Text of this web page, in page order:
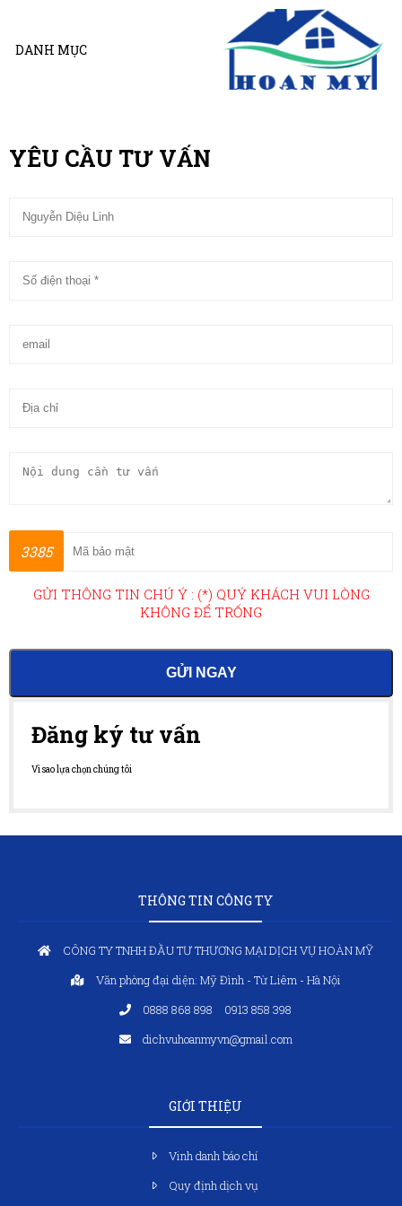
DANH MỤC
YÊU CẦU TƯ VẤN
3385
GỬI THÔNG TIN CHÚ Ý : (*) QUÝ KHÁCH VUI LÒNG
KHÔNG ĐỂ TRỐNG
GỬI NGAY
Đăng ký tư vấn
Vì sao lựa chọn chúng tôi
THÔNG TIN CÔNG TY
CÔNG TY TNHH ĐẦU TƯ THƯƠNG MẠI DỊCH VỤ HOÀN MỸ
Văn phòng đại diện: Mỹ Đình - Từ Liêm - Hà Nội
0888 868 898
0913 858 398
dichvuhoanmyvn@gmail.com
GIỚI THIỆU
Vinh danh báo chí
Quy định dịch vụ